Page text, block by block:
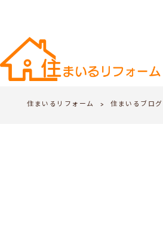
住まいるリフォーム > 住まいるブログ